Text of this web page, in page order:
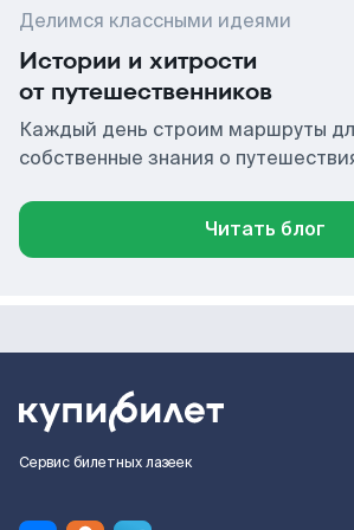
Делимся классными идеями
Истории и хитрости
от путешественников
Каждый день строим маршруты
собственные знания о
Читать блог
Сервис билетных лазеек